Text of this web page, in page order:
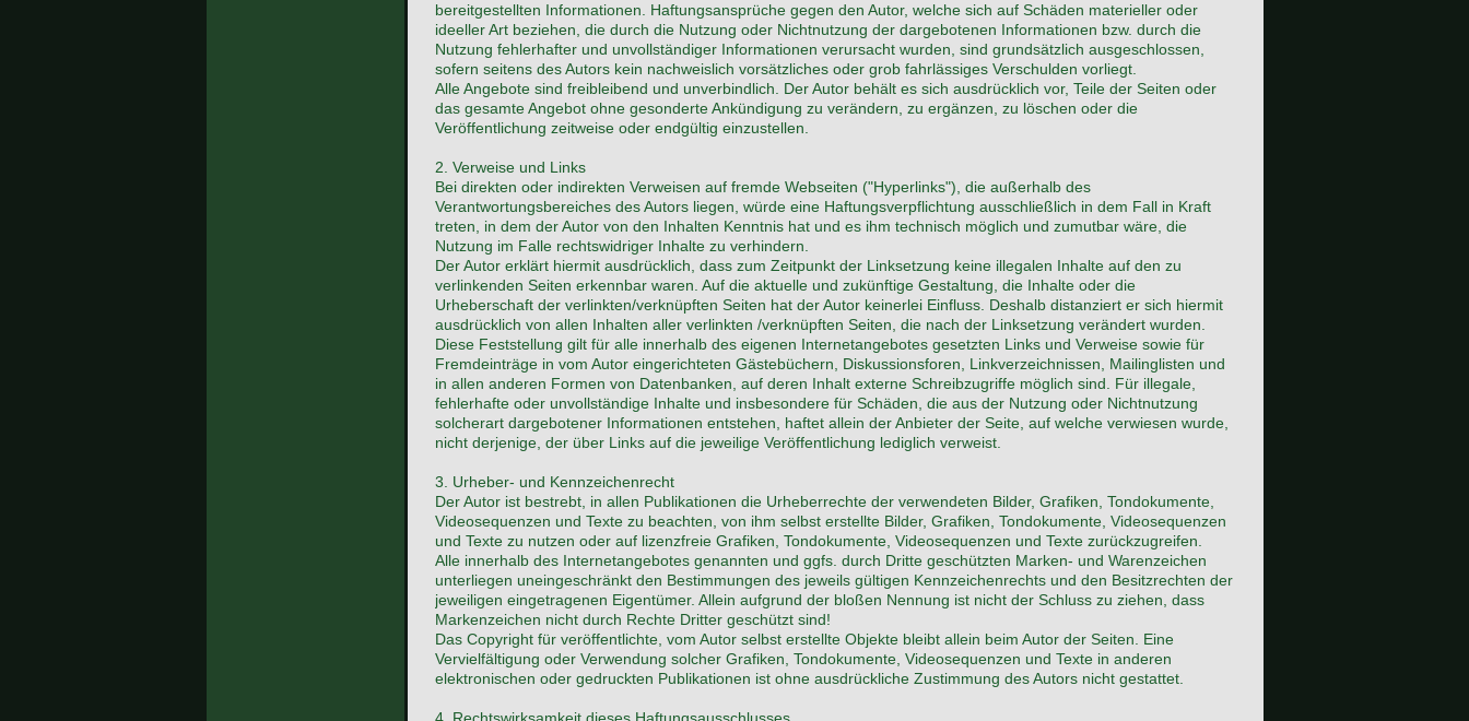
bereitgestellten Informationen. Haftungsansprüche gegen den Autor, welche sich auf Schäden materieller oder
ideeller Art beziehen, die durch die Nutzung oder Nichtnutzung der dargebotenen Informationen bzw. durch die
Nutzung fehlerhafter und unvollständiger Informationen verursacht wurden, sind grundsätzlich ausgeschlossen,
sofern seitens des Autors kein nachweislich vorsätzliches oder grob fahrlässiges Verschulden vorliegt.
Alle Angebote sind freibleibend und unverbindlich. Der Autor behält es sich ausdrücklich vor, Teile der Seiten oder
das gesamte Angebot ohne gesonderte Ankündigung zu verändern, zu ergänzen, zu löschen oder die
Veröffentlichung zeitweise oder endgültig einzustellen.
2. Verweise und Links
Bei direkten oder indirekten Verweisen auf fremde Webseiten ("Hyperlinks"), die außerhalb des
Verantwortungsbereiches des Autors liegen, würde eine Haftungsverpflichtung ausschließlich in dem Fall in Kraft
treten, in dem der Autor von den Inhalten Kenntnis hat und es ihm technisch möglich und zumutbar wäre, die
Nutzung im Falle rechtswidriger Inhalte zu verhindern.
Der Autor erklärt hiermit ausdrücklich, dass zum Zeitpunkt der Linksetzung keine illegalen Inhalte auf den zu
verlinkenden Seiten erkennbar waren. Auf die aktuelle und zukünftige Gestaltung, die Inhalte oder die
Urheberschaft der verlinkten/verknüpften Seiten hat der Autor keinerlei Einfluss. Deshalb distanziert er sich hiermit
ausdrücklich von allen Inhalten aller verlinkten /verknüpften Seiten, die nach der Linksetzung verändert wurden.
Diese Feststellung gilt für alle innerhalb des eigenen Internetangebotes gesetzten Links und Verweise sowie für
Fremdeinträge in vom Autor eingerichteten Gästebüchern, Diskussionsforen, Linkverzeichnissen, Mailinglisten und
in allen anderen Formen von Datenbanken, auf deren Inhalt externe Schreibzugriffe möglich sind. Für illegale,
fehlerhafte oder unvollständige Inhalte und insbesondere für Schäden, die aus der Nutzung oder Nichtnutzung
solcherart dargebotener Informationen entstehen, haftet allein der Anbieter der Seite, auf welche verwiesen wurde,
nicht derjenige, der über Links auf die jeweilige Veröffentlichung lediglich verweist.
3. Urheber- und Kennzeichenrecht
Der Autor ist bestrebt, in allen Publikationen die Urheberrechte der verwendeten Bilder, Grafiken, Tondokumente,
Videosequenzen und Texte zu beachten, von ihm selbst erstellte Bilder, Grafiken, Tondokumente, Videosequenzen
und Texte zu nutzen oder auf lizenzfreie Grafiken, Tondokumente, Videosequenzen und Texte zurückzugreifen.
Alle innerhalb des Internetangebotes genannten und ggfs. durch Dritte geschützten Marken- und Warenzeichen
unterliegen uneingeschränkt den Bestimmungen des jeweils gültigen Kennzeichenrechts und den Besitzrechten der
jeweiligen eingetragenen Eigentümer. Allein aufgrund der bloßen Nennung ist nicht der Schluss zu ziehen, dass
Markenzeichen nicht durch Rechte Dritter geschützt sind!
Das Copyright für veröffentlichte, vom Autor selbst erstellte Objekte bleibt allein beim Autor der Seiten. Eine
Vervielfältigung oder Verwendung solcher Grafiken, Tondokumente, Videosequenzen und Texte in anderen
elektronischen oder gedruckten Publikationen ist ohne ausdrückliche Zustimmung des Autors nicht gestattet.